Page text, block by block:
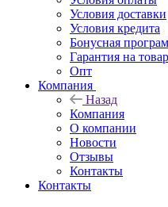
Условия доставки
Условия кредита
Бонусная
Гарантия на товар
Опт
Компания
Назад
Компания
О компании
Новости
Отзывы
Контакты
Контакты